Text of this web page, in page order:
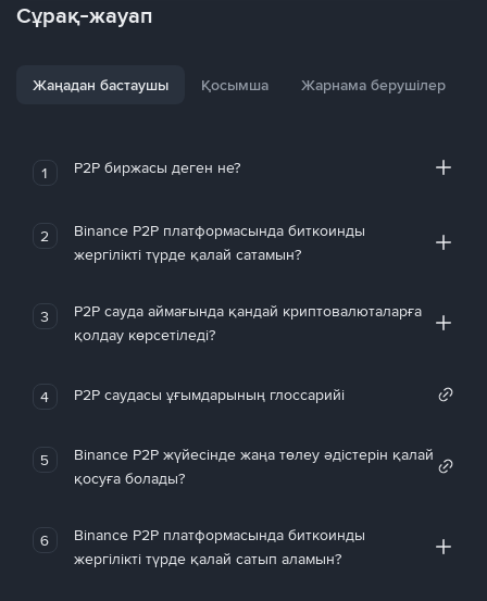
Сұрақ-жауап
Жаңадан бастаушы Қосымша Жарнама берушілер
1 P2P биржасы деген не?
2
Binance P2P платформасында биткоинды
жергілікті түрде қалай сатамын?
3
P2P сауда аймағында қандай криптовалюталарға
қолдау көрсетіледі?
4 P2P саудасы ұғымдарының глоссарийі
5
Binance P2P жүйесінде жаңа төлеу әдістерін қалай
қосуға болады?
6
Binance P2P платформасында биткоинды
жергілікті түрде қалай сатып аламын?